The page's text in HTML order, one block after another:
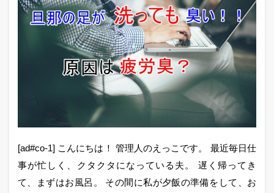
[ad#co-1] こんにちは！ 管理人のえっこです。 最近毎日仕
事が忙しく、クタクタになっている夫。 遅く帰ってき
て、まずはお風呂。 その間に私が夕飯の準備をして、お